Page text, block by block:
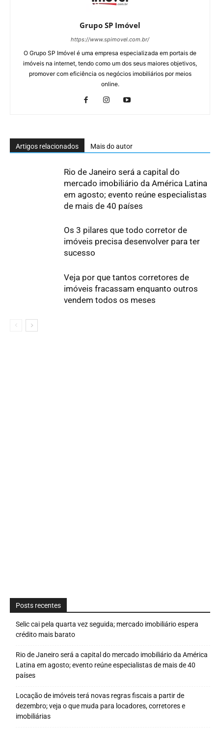
Grupo SP Imóvel
https://www.spimovel.com.br/
O Grupo SP Imóvel é uma empresa especializada em portais de
imóveis na internet, tendo como um dos seus maiores objetivos,
promover com eficiência os negócios imobiliários por meios
online.
Artigos relacionados Mais do autor
Rio de Janeiro será a capital do
mercado imobiliário da América Latina
em agosto; evento reúne especialistas
de mais de 40 países
Os 3 pilares que todo corretor de
imóveis precisa desenvolver para ter
sucesso
Veja por que tantos corretores de
imóveis fracassam enquanto outros
vendem todos os meses
Posts recentes
Selic cai pela quarta vez seguida; mercado imobiliário espera
crédito mais barato
Rio de Janeiro será a capital do mercado imobiliário da América
Latina em agosto; evento reúne especialistas de mais de 40
países
Locação de imóveis terá novas regras fiscais a partir de
dezembro; veja o que muda para locadores, corretores e
imobiliárias